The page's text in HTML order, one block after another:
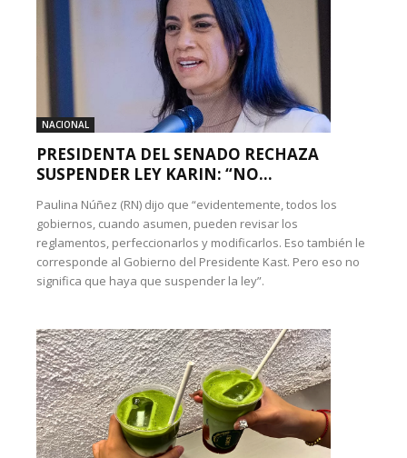
NACIONAL
PRESIDENTA DEL SENADO RECHAZA
SUSPENDER LEY KARIN: “NO...
Paulina Núñez (RN) dijo que “evidentemente, todos los
gobiernos, cuando asumen, pueden revisar los
reglamentos, perfeccionarlos y modificarlos. Eso también le
corresponde al Gobierno del Presidente Kast. Pero eso no
significa que haya que suspender la ley”.